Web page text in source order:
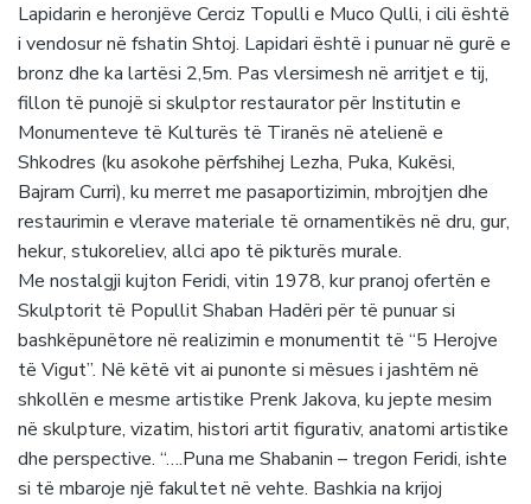
Lapidarin e heronjëve Cerciz Topulli e Muco Qulli, i cili është
i vendosur në fshatin Shtoj. Lapidari është i punuar në gurë e
bronz dhe ka lartësi 2,5m. Pas vlersimesh në arritjet e tij,
fillon të punojë si skulptor restaurator për Institutin e
Monumenteve të Kulturës të Tiranës në atelienë e
Shkodres (ku asokohe përfshihej Lezha, Puka, Kukësi,
Bajram Curri), ku merret me pasaportizimin, mbrojtjen dhe
restaurimin e vlerave materiale të ornamentikës në dru, gur,
hekur, stukoreliev, allci apo të pikturës murale.
Me nostalgji kujton Feridi, vitin 1978, kur pranoj ofertën e
Skulptorit të Popullit Shaban Hadëri për të punuar si
bashkëpunëtore në realizimin e monumentit të “5 Herojve
të Vigut”. Në këtë vit ai punonte si mësues i jashtëm në
shkollën e mesme artistike Prenk Jakova, ku jepte mesim
në skulpture, vizatim, histori artit figurativ, anatomi artistike
dhe perspective. “….Puna me Shabanin – tregon Feridi, ishte
si të mbaroje një fakultet në vehte. Bashkia na krijoj